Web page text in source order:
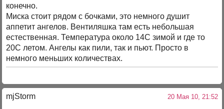
конечно.
Миска стоит рядом с бочками, это немного душит
аппетит ангелов. Вентиляшка там есть небольшая
естественная. Температура около 14С зимой и где то
20С летом. Ангелы как пили, так и пьют. Просто в
немного меньших количествах.
mjStоrm 20 Мая 10, 21:52